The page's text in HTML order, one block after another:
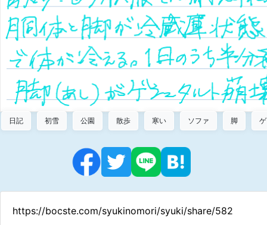
日記 初雪 公園 散歩 寒い ソファ 脚
https://bocste.com/syukinomori/syuki/share/582